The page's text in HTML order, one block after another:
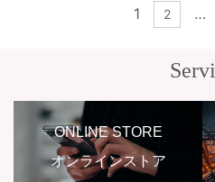
1 2 …
ONLINE STORE
オンラインストア